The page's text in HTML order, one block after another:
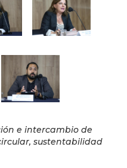
e intercambio de
sustentabilidad